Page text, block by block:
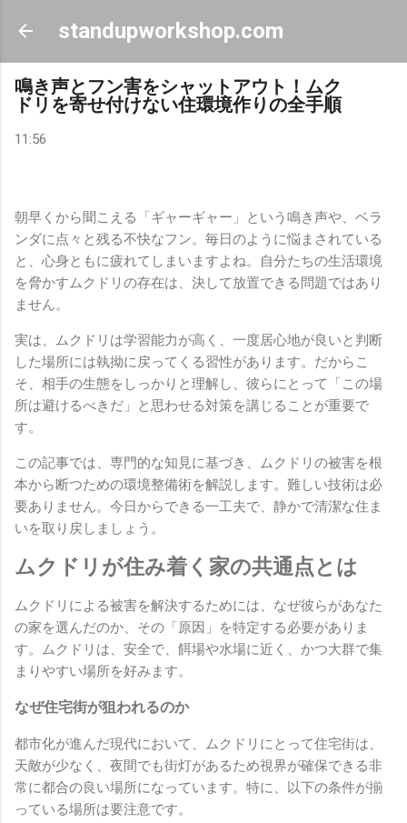
スキップしてメイン コンテンツに移動
standupworkshop.com
鳴き声とフン害をシャットアウト！ムク
ドリを寄せ付けない住環境作りの全手順
11:56
朝早くから聞こえる「ギャーギャー」という鳴き声や、ベラ
ンダに点々と残る不快なフン。毎日のように悩まされている
と、心身ともに疲れてしまいますよね。自分たちの生活環境
を脅かすムクドリの存在は、決して放置できる問題ではあり
ません。
実は、ムクドリは学習能力が高く、一度居心地が良いと判断
した場所には執拗に戻ってくる習性があります。だからこ
そ、相手の生態をしっかりと理解し、彼らにとって「この場
所は避けるべきだ」と思わせる対策を講じることが重要で
す。
この記事では、専門的な知見に基づき、ムクドリの被害を根
本から断つための環境整備術を解説します。難しい技術は必
要ありません。今日からできる一工夫で、静かで清潔な住ま
いを取り戻しましょう。
ムクドリが住み着く家の共通点とは
ムクドリによる被害を解決するためには、なぜ彼らがあなた
の家を選んだのか、その「原因」を特定する必要がありま
す。ムクドリは、安全で、餌場や水場に近く、かつ大群で集
まりやすい場所を好みます。
なぜ住宅街が狙われるのか
都市化が進んだ現代において、ムクドリにとって住宅街は、
天敵が少なく、夜間でも街灯があるため視界が確保できる非
常に都合の良い場所になっています。特に、以下の条件が揃
っている場所は要注意です。